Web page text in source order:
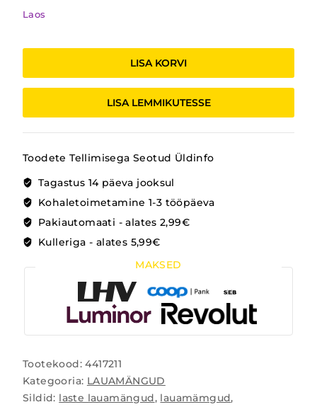
Laos
kogus
LISA KORVI
LISA LEMMIKUTESSE
Toodete Tellimisega Seotud Üldinfo
Tagastus 14 päeva jooksul
Kohaletoimetamine 1-3 tööpäeva
Pakiautomaati - alates 2,99€
Kulleriga - alates 5,99€
MAKSED
Tootekood:4417211
Kategooria: LAUAMÄNGUD
Sildid: laste lauamängud, lauamämgud,